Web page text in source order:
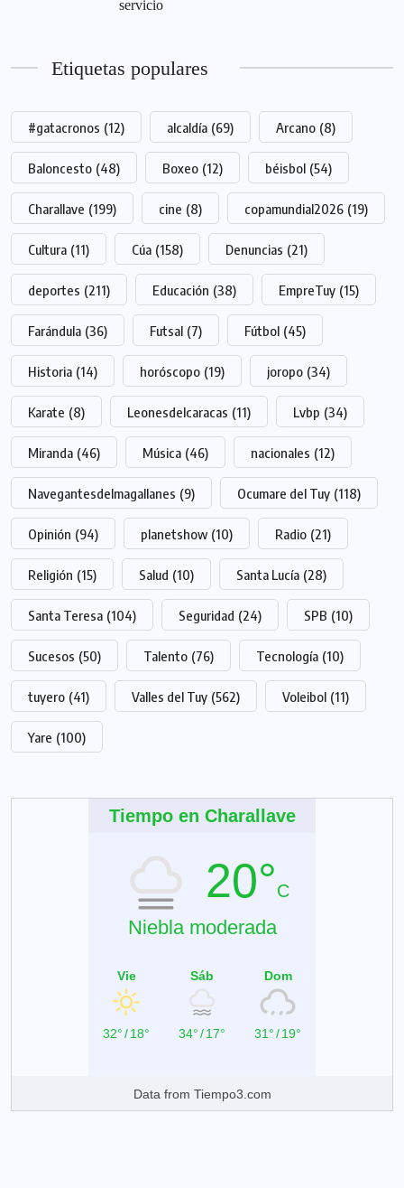
servicio
Etiquetas populares
#gatacronos (12) alcaldía (69) Arcano (8)
Baloncesto (48) Boxeo (12) béisbol (54)
Charallave (199) cine (8) copamundial2026 (19)
Cultura (11) Cúa (158) Denuncias (21)
deportes (211) Educación (38) EmpreTuy (15)
Farándula (36) Futsal (7) Fútbol (45)
Historia (14) horóscopo (19) joropo (34)
Karate (8) Leonesdelcaracas (11) Lvbp (34)
Miranda (46) Música (46) nacionales (12)
Navegantesdelmagallanes (9) Ocumare del Tuy (118)
Opinión (94) planetshow (10) Radio (21)
Religión (15) Salud (10) Santa Lucía (28)
Santa Teresa (104) Seguridad (24) SPB (10)
Sucesos (50) Talento (76) Tecnología (10)
tuyero (41) Valles del Tuy (562) Voleibol (11)
Yare (100)
Tiempo en Charallave
20°C
Niebla moderada
Vie
32°/18°
Sáb
34°/17°
Dom
31°/19°
Data from Tiempo3.com